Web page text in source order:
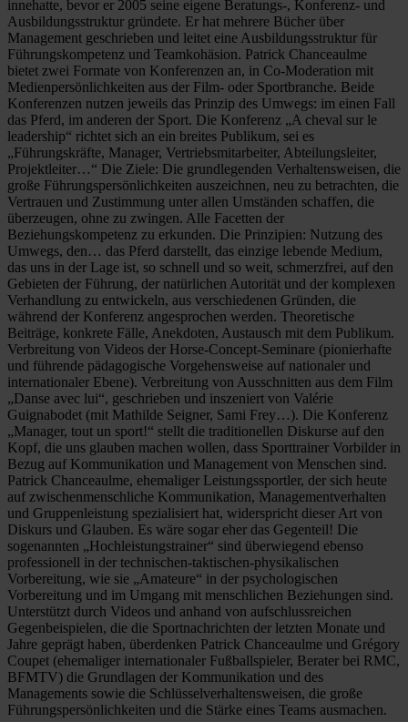
innehatte, bevor er 2005 seine eigene Beratungs-, Konferenz- und
Ausbildungsstruktur gründete. Er hat mehrere Bücher über
Management geschrieben und leitet eine Ausbildungsstruktur für
Führungskompetenz und Teamkohäsion. Patrick Chanceaulme
bietet zwei Formate von Konferenzen an, in Co-Moderation mit
Medienpersönlichkeiten aus der Film- oder Sportbranche. Beide
Konferenzen nutzen jeweils das Prinzip des Umwegs: im einen Fall
das Pferd, im anderen der Sport. Die Konferenz „A cheval sur le
leadership“ richtet sich an ein breites Publikum, sei es
„Führungskräfte, Manager, Vertriebsmitarbeiter, Abteilungsleiter,
Projektleiter…“ Die Ziele: Die grundlegenden Verhaltensweisen, die
große Führungspersönlichkeiten auszeichnen, neu zu betrachten, die
Vertrauen und Zustimmung unter allen Umständen schaffen, die
überzeugen, ohne zu zwingen. Alle Facetten der
Beziehungskompetenz zu erkunden. Die Prinzipien: Nutzung des
Umwegs, den… das Pferd darstellt, das einzige lebende Medium,
das uns in der Lage ist, so schnell und so weit, schmerzfrei, auf den
Gebieten der Führung, der natürlichen Autorität und der komplexen
Verhandlung zu entwickeln, aus verschiedenen Gründen, die
während der Konferenz angesprochen werden. Theoretische
Beiträge, konkrete Fälle, Anekdoten, Austausch mit dem Publikum.
Verbreitung von Videos der Horse-Concept-Seminare (pionierhafte
und führende pädagogische Vorgehensweise auf nationaler und
internationaler Ebene). Verbreitung von Ausschnitten aus dem Film
„Danse avec lui“, geschrieben und inszeniert von Valérie
Guignabodet (mit Mathilde Seigner, Sami Frey…). Die Konferenz
„Manager, tout un sport!“ stellt die traditionellen Diskurse auf den
Kopf, die uns glauben machen wollen, dass Sporttrainer Vorbilder in
Bezug auf Kommunikation und Management von Menschen sind.
Patrick Chanceaulme, ehemaliger Leistungssportler, der sich heute
auf zwischenmenschliche Kommunikation, Managementverhalten
und Gruppenleistung spezialisiert hat, widerspricht dieser Art von
Diskurs und Glauben. Es wäre sogar eher das Gegenteil! Die
sogenannten „Hochleistungstrainer“ sind überwiegend ebenso
professionell in der technischen-taktischen-physikalischen
Vorbereitung, wie sie „Amateure“ in der psychologischen
Vorbereitung und im Umgang mit menschlichen Beziehungen sind.
Unterstützt durch Videos und anhand von aufschlussreichen
Gegenbeispielen, die die Sportnachrichten der letzten Monate und
Jahre geprägt haben, überdenken Patrick Chanceaulme und Grégory
Coupet (ehemaliger internationaler Fußballspieler, Berater bei RMC,
BFMTV) die Grundlagen der Kommunikation und des
Managements sowie die Schlüsselverhaltensweisen, die große
Führungspersönlichkeiten und die Stärke eines Teams ausmachen.